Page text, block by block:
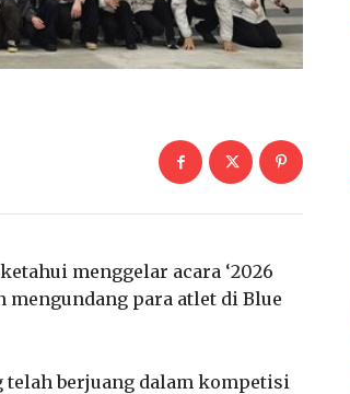
menggelar acara ‘2026
mengundang para atlet di Blue
berjuang dalam kompetisi